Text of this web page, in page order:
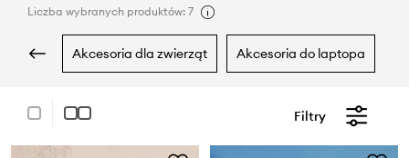
Liczba wybranych produktów: 7
akcesoria dla zwierząt akcesoria do laptopa
Filtry